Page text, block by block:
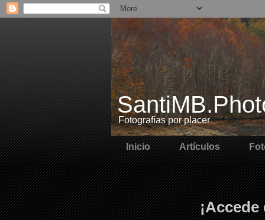
Fotografías por placer
Inicio Artículos